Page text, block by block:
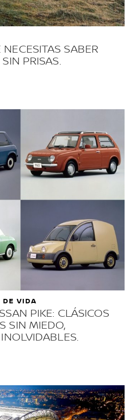
SABER
PRISAS.
PIKE: CLÁSICOS
SIN MIEDO,
DE VIDA